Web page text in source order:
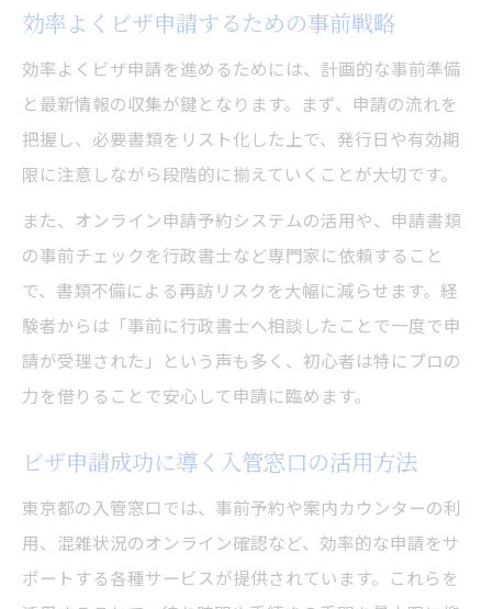
効率よくビザ申請するための事前戦略
効率よくビザ申請を進めるためには、計画的な事前準備
と最新情報の収集が鍵となります。まず、申請の流れを
把握し、必要書類をリスト化した上で、発行日や有効期
限に注意しながら段階的に揃えていくことが大切です。
また、オンライン申請予約システムの活用や、申請書類
の事前チェックを行政書士など専門家に依頼すること
で、書類不備による再訪リスクを大幅に減らせます。経
験者からは「事前に行政書士へ相談したことで一度で申
請が受理された」という声も多く、初心者は特にプロの
力を借りることで安心して申請に臨めます。
ビザ申請成功に導く入管窓口の活用方法
東京都の入管窓口では、事前予約や案内カウンターの利
用、混雑状況のオンライン確認など、効率的な申請をサ
ポートする各種サービスが提供されています。これらを